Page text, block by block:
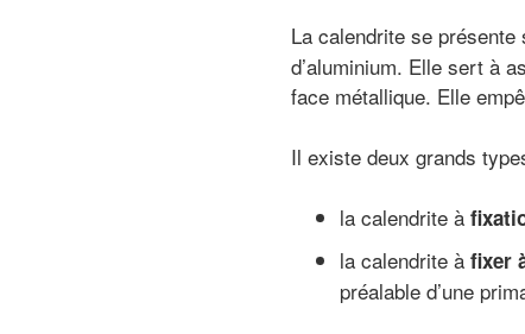
La calendrite se présente
d’aluminium. Elle sert à
face métallique. Elle
Il existe deux grands
la calendrite à
la calendrite àfixer
préalable d’une